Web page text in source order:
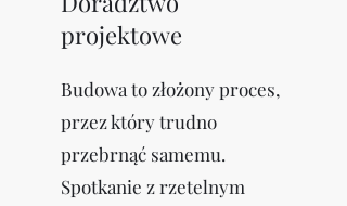
projektowe
Budowa to złożony proces,
przez który trudno
przebrnąć samemu.
Spotkanie z rzetelnym